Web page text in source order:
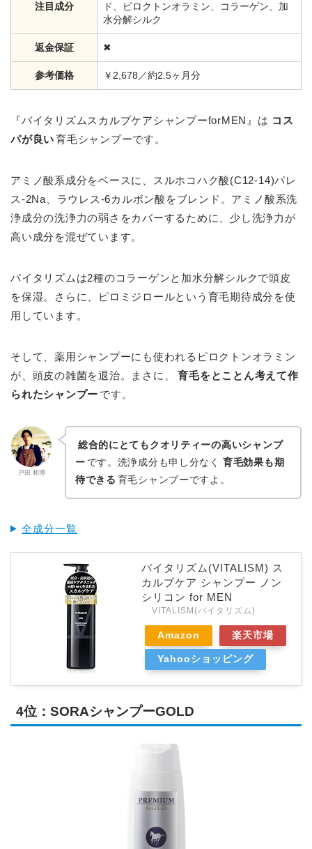
注目成分
ド、ピロクトンオラミン、コラーゲン、加
水分解シルク
返金保証 ✖
参考価格 ￥2,678／約2.5ヶ月分
『バイタリズムスカルプケアシャンプーforMEN』は コス
パが良い育毛シャンプーです。
アミノ酸系成分をベースに、スルホコハク酸(C12-14)パレ
ス-2Na、ラウレス-6カルボン酸をブレンド。アミノ酸系洗
浄成分の洗浄力の弱さをカバーするために、少し洗浄力が
高い成分を混ぜています。
バイタリズムは2種のコラーゲンと加水分解シルクで頭皮
を保湿。さらに、ピロミジロールという育毛期待成分を使
用しています。
そして、薬用シャンプーにも使われるピロクトンオラミン
が、頭皮の雑菌を退治。まさに、
育毛をとことん考えて作
られたシャンプー です。
戸田 和博
総合的にとてもクオリティーの高いシャンプ
ー です。洗浄成分も申し分なく
育毛効果も期
待できる 育毛シャンプーですよ。
全成分一覧
バイタリズム(VITALISM) ス
カルプケア シャンプー ノン
シリコン for MEN
VITALISM(バイタリズム)
Amazon 楽天市場
Yahooショッピング
4位：SORAシャンプーGOLD